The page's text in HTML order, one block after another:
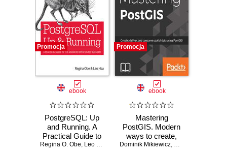
Promocja
ebook
PostgreSQL: Up
and Running. A
Practical Guide to
the Advanced
Regina O. Obe, Leo S. Hsu
Promocja
ebook
Mastering
PostGIS. Modern
ways to create,
analyze, and
Dominik Mikiewicz, Michal Mackiewicz